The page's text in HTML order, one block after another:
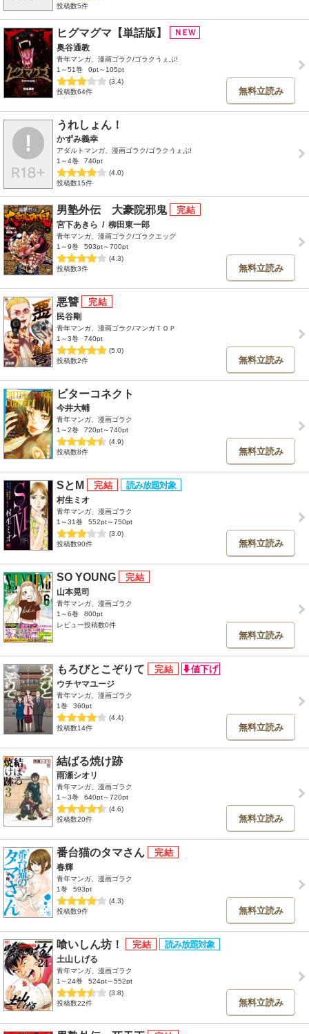
投稿数5件
ヒグマグマ【単話版】
奥谷通教
青年マンガ、漫画ゴラク/ゴラクうぇぶ!
1～51巻
0pt～105pt
(3.4)
投稿数64件
無料立読み
うれしょん！
かずみ義幸
アダルトマンガ、漫画ゴラク/ゴラクうぇぶ!
1～4巻
740pt
(4.0)
投稿数15件
男塾外伝 大豪院邪鬼
宮下あきら / 柳田東一郎
青年マンガ、漫画ゴラク/ゴラクエッグ
1～9巻
593pt～700pt
(4.3)
投稿数3件
無料立読み
悪讐
民谷剛
青年マンガ、漫画ゴラク/マンガＴＯＰ
1～3巻
740pt
(5.0)
投稿数2件
無料立読み
ビターコネクト
今井大輔
青年マンガ、漫画ゴラク
1～2巻
720pt～740pt
(4.9)
投稿数8件
無料立読み
SとM
村生ミオ
青年マンガ、漫画ゴラク
1～31巻
552pt～750pt
(3.0)
投稿数90件
無料立読み
SO YOUNG
山本晃司
青年マンガ、漫画ゴラク
1～6巻
800pt
レビュー投稿数0件
無料立読み
もろびとこぞりて
ウチヤマユージ
青年マンガ、漫画ゴラク
1巻
360pt
(4.4)
投稿数14件
無料立読み
結ばる焼け跡
雨瀬シオリ
青年マンガ、漫画ゴラク
1～3巻
640pt～720pt
(4.6)
投稿数20件
無料立読み
番台猫のタマさん
春輝
青年マンガ、漫画ゴラク
1巻
593pt
(4.3)
投稿数9件
無料立読み
喰いしん坊！
土山しげる
青年マンガ、漫画ゴラク
1～24巻
524pt～552pt
(3.8)
投稿数22件
無料立読み